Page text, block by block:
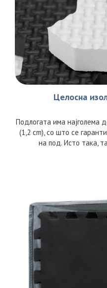
Целосна
Подлогата има најголема
(1,2 cm), со што се
на под. Исто така,